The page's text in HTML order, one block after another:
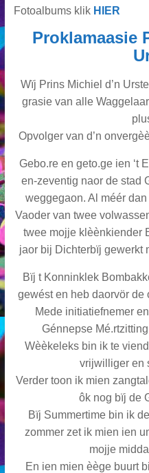
Fotoalbums klik HIER
Proklamaasie
Wïj Prins Michiel d’n
grasie van alle
Opvolger van d’n
Gebo.re en geto.ge ien ‘t
en-zeventig naor de stad
weggegaon. Al méér
Vaoder van twee
twee mojje klèènkiender
jaor bij Dichterbïj gewerkt
Bïj t Konninklek
gewést en heb daorvör de
Mede initiatiefnemer
Génnepse
Wèèkeleks bin ik te
vrijwilliger en
Verder toon ik mien
ôk nog bïj de
Bïj Summertime bin ik
zommer zet ik mien ien
mojje
En ien mien èège buurt